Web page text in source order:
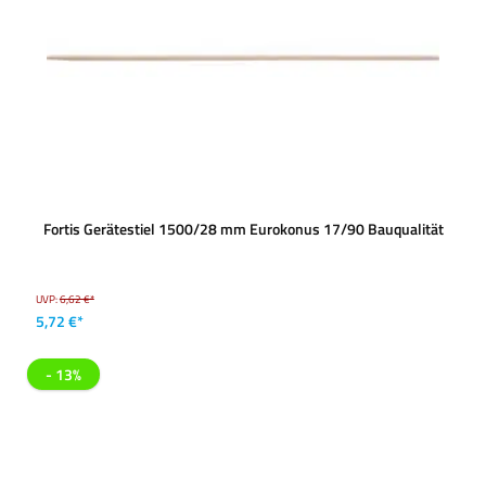
Fortis Gerätestiel 1500/28 mm Eurokonus 17/90 Bauqualität
UVP:6,62 €*
5,72 €*
- 13%